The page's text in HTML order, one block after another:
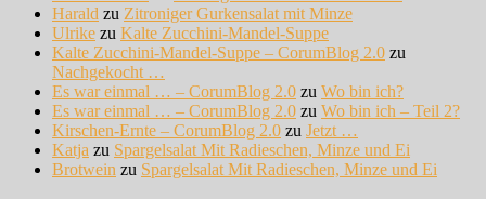
Harald zu Zitroniger Gurkensalat mit Minze
Ulrike zu Kalte Zucchini-Mandel-Suppe
Kalte Zucchini-Mandel-Suppe – CorumBlog 2.0 zu
Nachgekocht …
Es war einmal … – CorumBlog 2.0 zu Wo bin ich?
Es war einmal … – CorumBlog 2.0 zu Wo bin ich – Teil 2?
Kirschen-Ernte – CorumBlog 2.0 zu Jetzt …
Katja zu Spargelsalat Mit Radieschen, Minze und Ei
Brotwein zu Spargelsalat Mit Radieschen, Minze und Ei